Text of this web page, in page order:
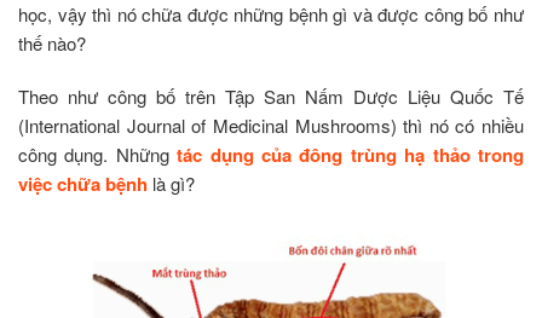
học, vậy thì nó chữa được những bệnh gì và được công bố như
thế nào?
Theo như công bố trên Tập San Nấm Dược Liệu Quốc Tế
(International Journal of Medicinal Mushrooms) thì nó có nhiều
công dụng. Nhữngtác dụng của đông trùng hạ thảo trong
việc chữa bệnh là gì?